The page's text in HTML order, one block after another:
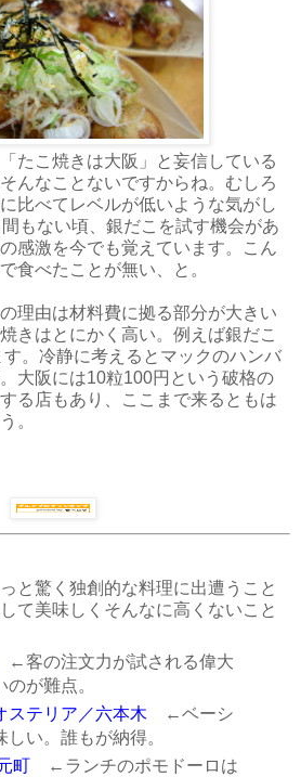
たこ焼きは大阪」と妄信している
んなことないですからね。むしろ
比べてレベルが低いような気がし
もない頃、銀だこを試す機会があ
感激を今でも覚えています。こん
食べたことが無い、と。
理由は材料費に拠る部分が大きい
きはとにかく高い。例えば銀だこ
。冷静に考えるとマックのハンバ
大阪には10粒100円という破格の
る店もあり、ここまで来るともは
。
と驚く独創的な料理に出遭うこと
て美味しくそんなに高くないこと
←客の注文力が試される偉大
が難点。
ステリア／六本木 ←ベーシ
い。誰もが納得。
町←ランチのポモドーロは